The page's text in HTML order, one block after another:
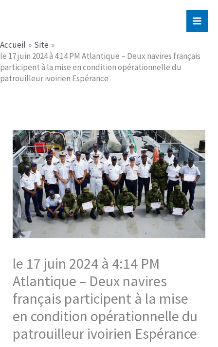
Accueil
Site
le 17 juin 2024 à 4:14 PM Atlantique – Deux navires français
participent à la mise en condition opérationnelle du
patrouilleur ivoirien Espérance​
le 17 juin 2024 à 4:14 PM
Atlantique – Deux navires
français participent à la mise
en condition opérationnelle du
patrouilleur ivoirien Espérance​